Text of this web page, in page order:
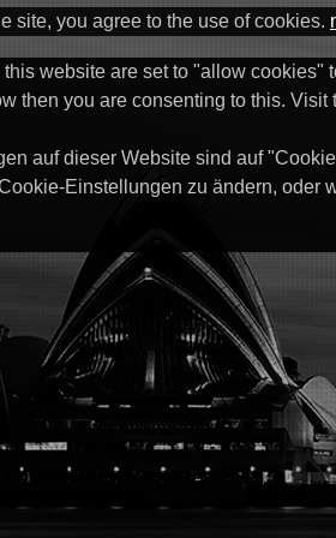
site, you agree to the use of cookies.
website are set to "allow
then you are consenting to this. Visit
auf dieser Website sind auf
Einstellungen zu ändern,